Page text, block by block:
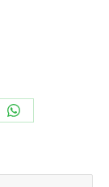
Partager